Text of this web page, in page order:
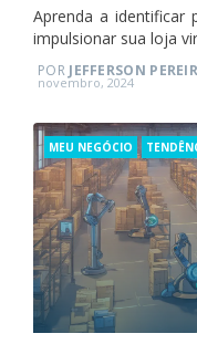
Aprenda a identificar
impulsionar sua loja
PORJEFFERSON
Posted
novembro, 2024
Categories
MEU NEGÓCIO